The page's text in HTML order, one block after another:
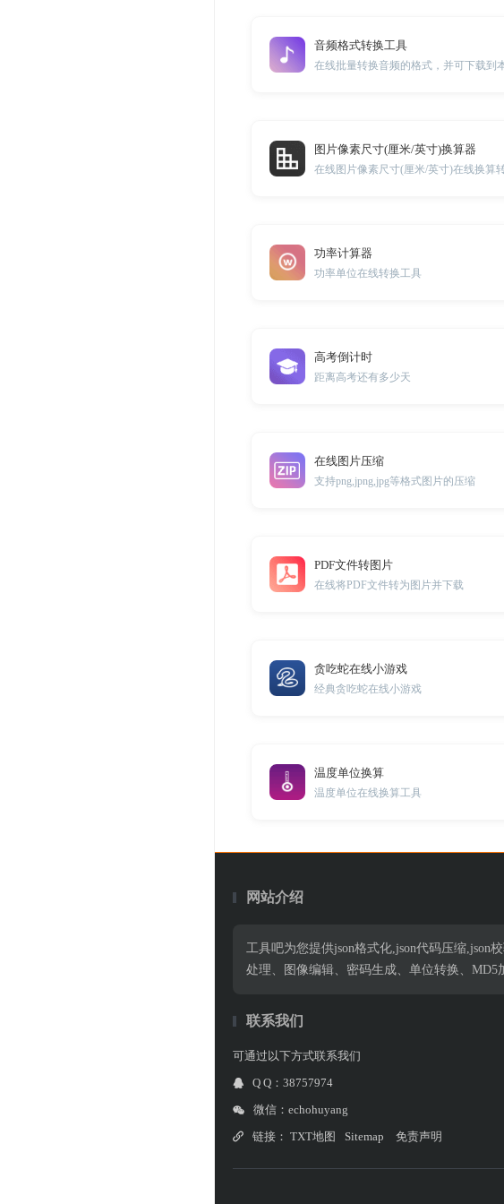
音频格式转换工具
图片像素尺寸(厘米/英寸)换算器
在线图片像素尺寸(厘米/英寸)在线换算
功率计算器
功率单位在线转换工具
高考倒计时
距离高考还有多少天
在线图片压缩
支持png,jpng,jpg等格式图片的压缩
PDF文件转图片
在线将PDF文件转为图片并下载
贪吃蛇在线小游戏
经典贪吃蛇在线小游戏
温度单位换算
温度单位在线换算工具
网站介绍
工具吧为您提供json格式化,json代码压缩,json
处理、图像编辑、密码生成、单位转换、MD5
联系我们
可通过以下方式联系我们
Q Q：38757974
微信：echohuyang
链接： TXT地图 Sitemap 免责声明